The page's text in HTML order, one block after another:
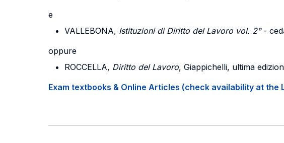
e
VALLEBONA, Istituzioni di Diritto del Lavoro vol. 2°-
oppure
ROCCELLA, Diritto del Lavoro, Giappichelli, ultima
Exam textbooks & Online Articles (check availability at the